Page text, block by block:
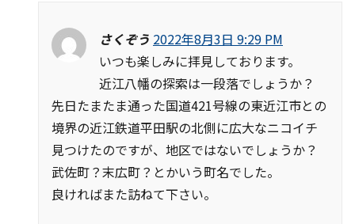
さくぞう 2022年8月3日 9:29 PM
いつも楽しみに拝見しております。
近江八幡の探索は一段落でしょうか？
先日たまたま通った国道421号線の東近江市との
境界の近江鉄道平田駅の北側に広大なニコイチ
見つけたのですが、地区ではないでしょうか？
武佐町？末広町？とかいう町名でした。
良ければまた訪ねて下さい。